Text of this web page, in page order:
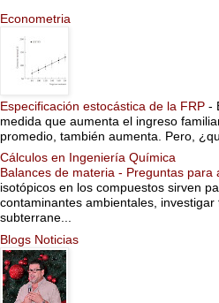
Econometria
Especificación estocástica de la FRP -
medida que aumenta el ingreso
promedio, también aumenta. Pero,
Cálculos en Ingeniería Química
Balances de materia - Preguntas para
isotópicos en los compuestos sirven
contaminantes ambientales,
subterrane...
Blogs Noticias